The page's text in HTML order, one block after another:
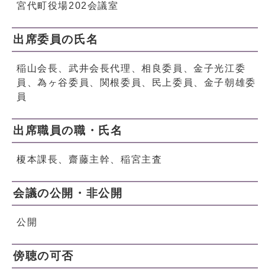
宮代町役場202会議室
出席委員の氏名
稲山会長、武井会長代理、相良委員、金子光江委
員、為ヶ谷委員、関根委員、民上委員、金子朝雄委
員
出席職員の職・氏名
榎本課長、齋藤主幹、稲宮主査
会議の公開・非公開
公開
傍聴の可否